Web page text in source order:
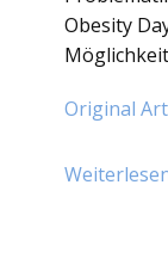
Obesity
Original